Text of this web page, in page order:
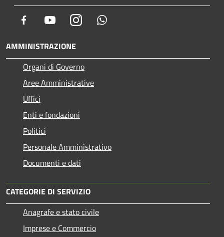
Facebook YoutubeInstagram
AMMINISTRAZIONE
Organi di Governo
Aree Amministrative
Uffici
Enti e fondazioni
Politici
Personale Amministrativo
Documenti e dati
CATEGORIE DI SERVIZIO
Anagrafe e stato civile
Imprese e Commercio